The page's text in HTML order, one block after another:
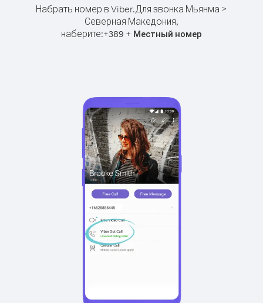
Набрать номер в Viber.Для звонка Мьянма >
Северная Македония,
наберите:+389 + Местный номер